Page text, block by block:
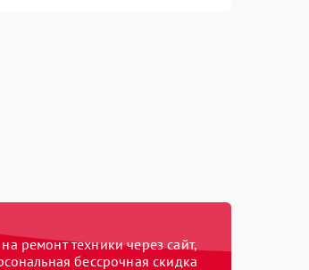
ремонт техники через сайт,
бессрочная скидка